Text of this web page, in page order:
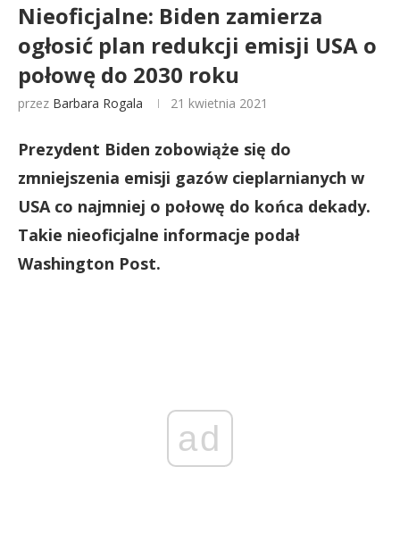
Nieoficjalne: Biden zamierza
ogłosić plan redukcji emisji USA o
połowę do 2030 roku
przez Barbara Rogala 21 kwietnia 2021
Prezydent Biden zobowiąże się do
zmniejszenia emisji gazów cieplarnianych w
USA co najmniej o połowę do końca dekady.
Takie nieoficjalne informacje podał
Washington Post.
ad